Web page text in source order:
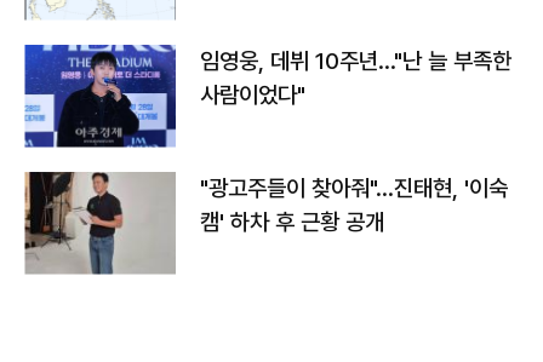
임영웅, 데뷔 10주년…"난 늘 부족한
사람이었다"
"광고주들이 찾아줘"…진태현, '이숙
캠' 하차 후 근황 공개